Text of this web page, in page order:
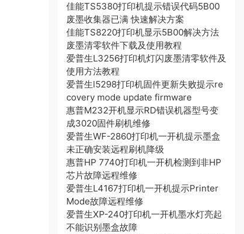
佳能TS5380打印机提示错误代码5B00
废墨收集器已满 快速解决方案
佳能TS8220打印机显示5B00解决方法
废墨清零软件下载及使用教程
爱普生L3256打印机灯闪废墨清零软件及
使用方法教程
爱普生l5298打印机固件更新失败提示re
covery mode update firmware
惠普M232开机显示RD错误机器型号变
成3020固件刷机维修
爱普生WF-2860打印机一开机提示墨盒
未正确安装远程刷机降级
惠普HP 7740打印机一开机检测到非HP
芯片故障远程维修
爱普生L4167打印机一开机提示Printer
Mode故障远程维修
爱普生XP-240打印机一开机墨水灯亮起
不能识别墨盒故障